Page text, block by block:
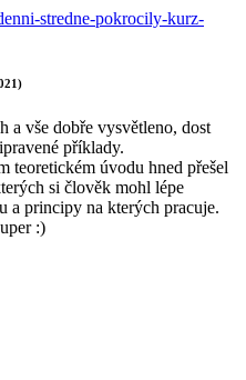
stredne-pokrocily-kurz-
a vše dobře vysvětleno, dost
příklady.
teoretickém úvodu hned přešel
si člověk mohl lépe
a principy na kterých pracuje.
:)